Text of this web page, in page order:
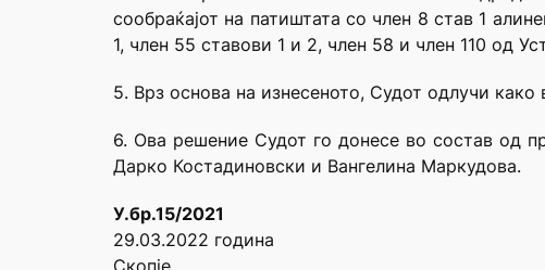
сообраќајот на патиштата со член 8 став 1
1, член 55 ставови 1 и 2, член 58 и член 110 од
5. Врз основа на изнесеното, Судот одлучи
6. Ова решение Судот го донесе во состав од
Дарко Костадиновски и Вангелина Маркудова.
У.бр.15/2021
29.03.2022 година